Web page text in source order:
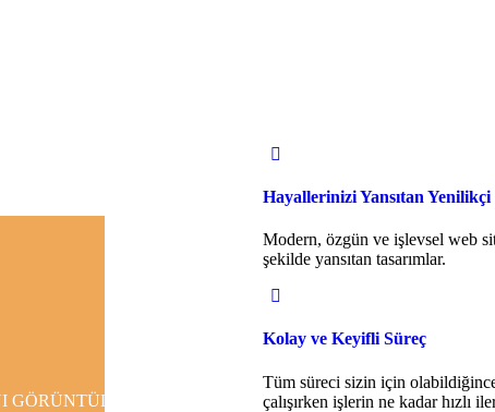
GÖRÜNTÜLE
Hayallerinizi Yansıtan Yenilikçi
Modern, özgün ve işlevsel web
şekilde yansıtan tasarımlar.
Kolay ve Keyifli Süreç
Tüm süreci sizin için
çalışırken işlerin ne kadar hızlı